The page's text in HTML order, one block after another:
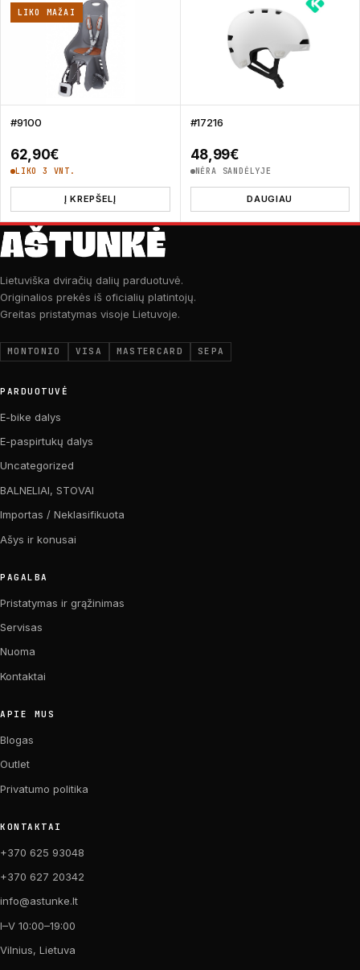
LIKO MAŽAI
#9100
62,90€
LIKO 3 VNT.
Į KREPŠELĮ
#17216
48,99€
NĖRA SANDĖLYJE
DAUGIAU
Lietuviška dviračių dalių parduotuvė.
Originalios prekės iš oficialių platintojų.
Greitas pristatymas visoje Lietuvoje.
MONTONIO VISA MASTERCARD SEPA
PARDUOTUVĖ
E-bike dalys
E-paspirtukų dalys
Uncategorized
BALNELIAI, STOVAI
Importas / Neklasifikuota
Ašys ir konusai
PAGALBA
Pristatymas ir grąžinimas
Servisas
Nuoma
Kontaktai
APIE MUS
Blogas
Outlet
Privatumo politika
KONTAKTAI
+370 625 93048
+370 627 20342
info@astunke.lt
I–V 10:00–19:00
Vilnius, Lietuva